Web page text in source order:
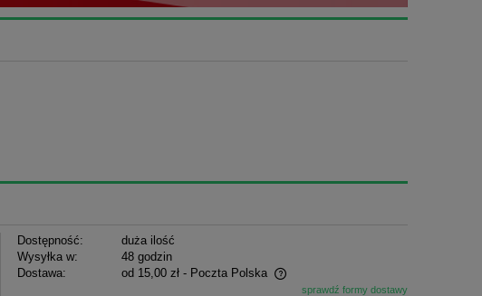
Dostępność:
duża ilość
Wysyłka w:
48 godzin
Dostawa:
od 15,00 zł - Poczta Polska
sprawdź formy dostawy